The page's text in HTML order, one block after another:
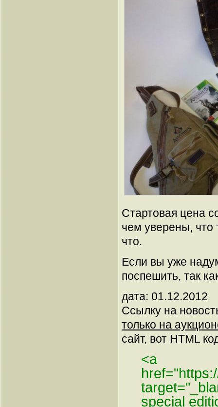
Стартовая цена
чем уверены, что
что.
Если вы уже
поспешить, так
дата: 01.12.2012
Ссылку на
только на
сайт, вот HTML
<a
special